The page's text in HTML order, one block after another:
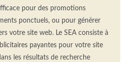
pour des promotions
ponctuels, ou pour générer
votre site web. LeSEA consiste à
payantes pour votre site
les résultats de recherche